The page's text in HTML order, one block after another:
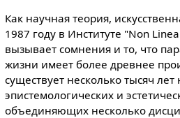
Как научная теория,
1987 году в Институте "Non
вызывает сомнения и то, что
жизни имеет более древнее
существует несколько тысяч
эпистемологических и
объединяющих несколько